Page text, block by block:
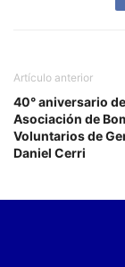
Artículo anterior
40° aniversario
Asociación de
Voluntarios de
Daniel Cerri